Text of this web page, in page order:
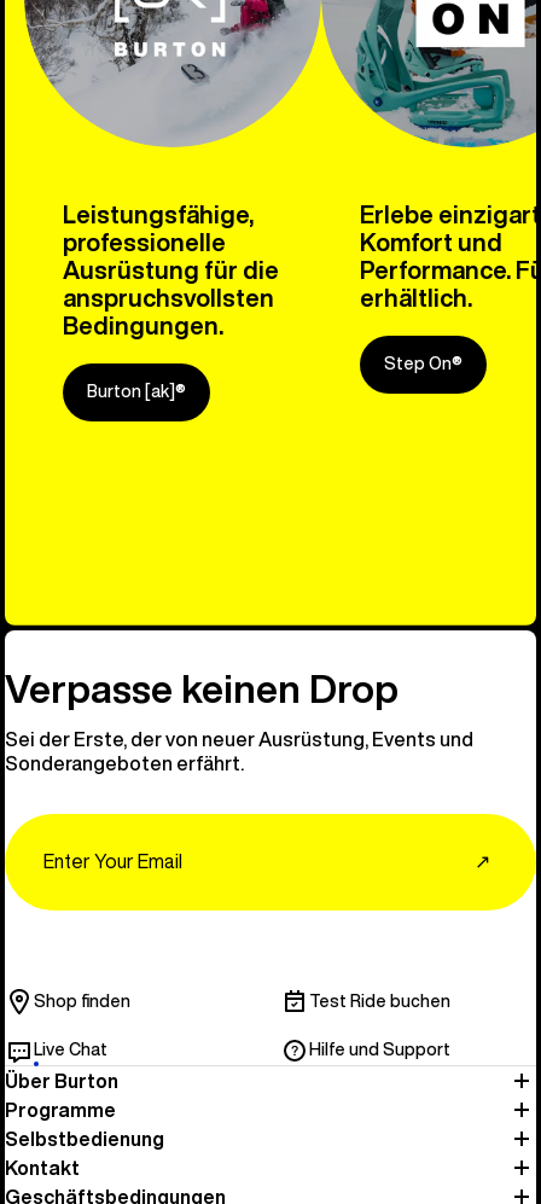
Leistungsfähige,
professionelle
Ausrüstung für die
anspruchsvollsten
Bedingungen.
Burton [ak]®
Erlebe
Komfort und
Performance.
erhältlich.
Step On®
Verpasse keinen Drop
Sei der Erste, der von neuer Ausrüstung, Events und
Sonderangeboten erfährt.
↗
Shop finden Test Ride buchen
Live Chat Hilfe und Support
Über Burton
Programme
Selbstbedienung
Kontakt
Geschäftsbedingungen